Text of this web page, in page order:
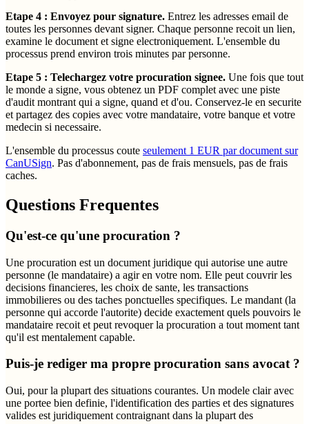
Etape 4 : Envoyez pour signature. Entrez les adresses email de
toutes les personnes devant signer. Chaque personne recoit un lien,
examine le document et signe electroniquement. L'ensemble du
processus prend environ trois minutes par personne.
Etape 5 : Telechargez votre procuration signee. Une fois que tout
le monde a signe, vous obtenez un PDF complet avec une piste
d'audit montrant qui a signe, quand et d'ou. Conservez-le en securite
et partagez des copies avec votre mandataire, votre banque et votre
medecin si necessaire.
L'ensemble du processus coute seulement 1 EUR par document sur
CanUSign. Pas d'abonnement, pas de frais mensuels, pas de frais
caches.
Questions Frequentes
Qu'est-ce qu'une procuration ?
Une procuration est un document juridique qui autorise une autre
personne (le mandataire) a agir en votre nom. Elle peut couvrir les
decisions financieres, les choix de sante, les transactions
immobilieres ou des taches ponctuelles specifiques. Le mandant (la
personne qui accorde l'autorite) decide exactement quels pouvoirs le
mandataire recoit et peut revoquer la procuration a tout moment tant
qu'il est mentalement capable.
Puis-je rediger ma propre procuration sans avocat ?
Oui, pour la plupart des situations courantes. Un modele clair avec
une portee bien definie, l'identification des parties et des signatures
valides est juridiquement contraignant dans la plupart des